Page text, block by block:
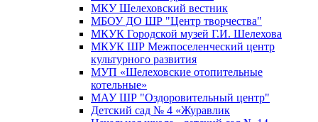
МКУ Шелеховский вестник
МБОУ ДО ШР "Центр творчества"
МКУК Городской музей Г.И. Шелехова
МКУК ШР Межпоселенческий центр
культурного развития
МУП «Шелеховские отопительные
котельные»
МАУ ШР "Оздоровительный центр"
Детский сад № 4 «Журавлик